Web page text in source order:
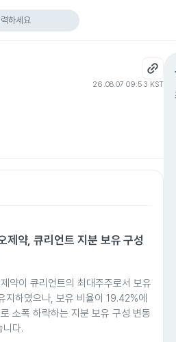
하세요
26.08.07 09:53 KST
제약, 큐리언트 지분 보유 구성
약이 큐리언트의 최대주주로서 보유
지하였으나, 보유 비율이 19.42%에
소폭 하락하는 지분 보유 구성 변동
니다.